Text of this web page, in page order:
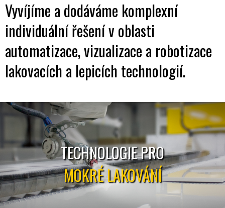
Vyvíjíme a dodáváme komplexní
individuální řešení v oblasti
automatizace, vizualizace a robotizace
lakovacích a lepicích technologií.
TECHNOLOGIE PRO
MOKRÉ LAKOVÁNÍ